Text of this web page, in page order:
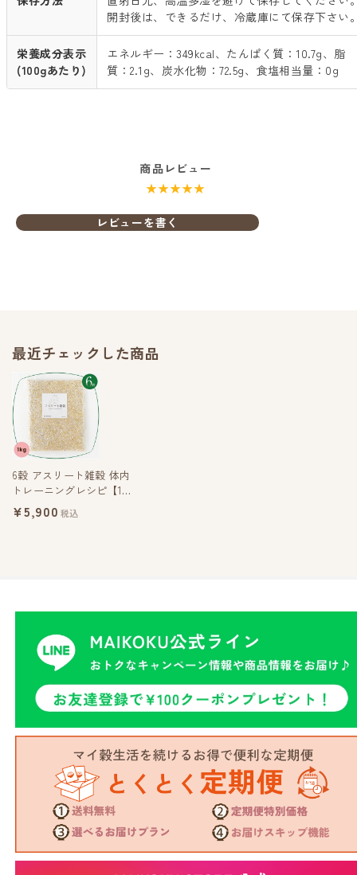
開封後は、できるだけ、冷蔵庫にて保存下さい
栄養成分表示
(100gあたり)
エネルギー：349kcal、たんぱく質：10.7g、脂
質：2.1g、炭水化物：72.5g、食塩相当量：0g
商品レビュー
★★★★★
レビューを書く
最近チェックした商品
6穀 アスリート雑穀 体内
トレーニングレシピ【1k
g】
¥5,900 税込